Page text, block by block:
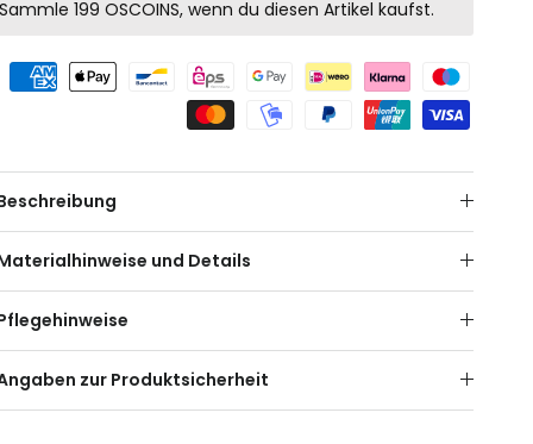
Sammle 199 OSCOINS, wenn du diesen Artikel kaufst.
und Details
zur Produktsicherheit